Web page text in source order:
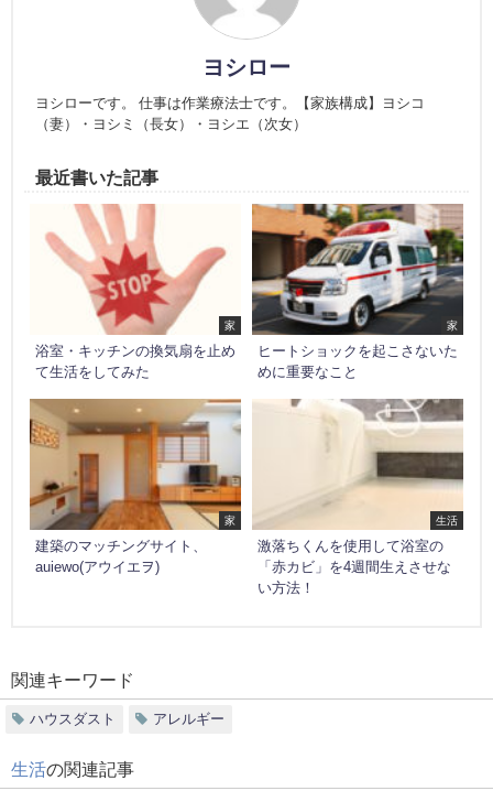
ヨシロー
ヨシローです。 仕事は作業療法士です。【家族構成】ヨシコ
（妻）・ヨシミ（長女）・ヨシエ（次女）
最近書いた記事
家
浴室・キッチンの換気扇を止め
て生活をしてみた
家
ヒートショックを起こさないた
めに重要なこと
家
建築のマッチングサイト、
auiewo(アウイエヲ)
生活
激落ちくんを使用して浴室の
「赤カビ」を4週間生えさせな
い方法！
関連キーワード
ハウスダスト アレルギー
生活の関連記事